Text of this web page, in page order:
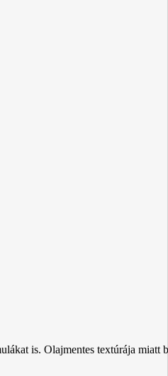
is. Olajmentes textúrája miatt